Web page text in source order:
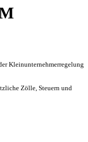
Kleinunternehmerregelung
Zölle, Steuern und